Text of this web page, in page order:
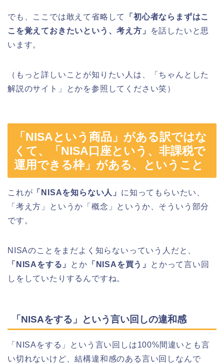
でも、ここでは敢えて省略して
「初心者ならまずはこ
こを覚えておきたいという、考え方」
を話したいと思
います。
（もっと詳しいことが知りたい人は、「ちゃんとした
解説のサイト」とかを参照してください笑）
「NISAという商品」がある訳ではな
くて、「NISA口座という、非課税で
運用できる枠」がある、ということ
これが 「NISAを知らない人」 に知ってもらいたい、
「考え方」というか「概念」というか、そういう部分
です。
NISAのことをまだよく知らないっていう人だと、
「NISAをする」
とか 「NISAを買う」
とかって言い回
しをしていたりするんですね。
「NISAをする」という言い回しの違和感
「NISAをする」という言い回しは100%間違いとも言
い切れないけど、結構違和感のある言い回しなんで